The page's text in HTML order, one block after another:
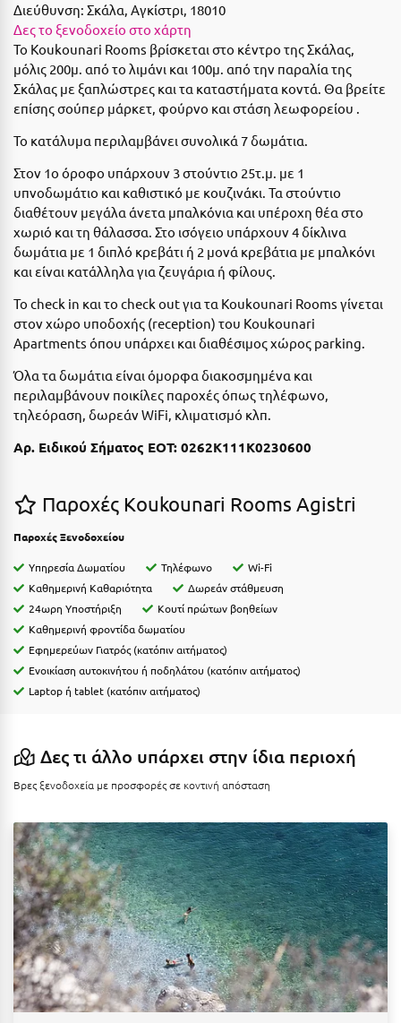
Γ
Γαλαξiδι
Γλυφάδα
Γρεβενά
Γύθειο
Δ
Δελφοί
Ε
Ελάτη Αρκαδίας
Ελληνικό Αρκαδίας
Ελούντα Κρήτης
Ερέτρια
Ζ
Ζαγοροχώρια
Ζάκυνθος
Ηλεία
Ηράκλειο
Θ
Θάσος
Θεσσαλονίκη
Ι
Ιεράπετρα
Δες όλα τα πακέτα διακοπών
Διεύθυνση: Σκάλα, Αγκίστρι, 18010
Δες το ξενοδοχείο στο χάρτη
Το Koukounari Rooms βρίσκεται στο κέντρο της Σκάλας,
μόλις 200μ. από το λιμάνι και 100μ. από την παραλία της
Σκάλας με ξαπλώστρες και τα καταστήματα κοντά. Θα βρείτε
επίσης σούπερ μάρκετ, φούρνο και στάση λεωφορείου .
Το κατάλυμα περιλαμβάνει συνολικά 7 δωμάτια.
Στον 1ο όροφο υπάρχουν 3 στούντιο 25τ.μ. με 1
υπνοδωμάτιο και καθιστικό με κουζινάκι. Τα στούντιο
διαθέτουν μεγάλα άνετα μπαλκόνια και υπέροχη θέα στο
χωριό και τη θάλασσα. Στο ισόγειο υπάρχουν 4 δίκλινα
δωμάτια με 1 διπλό κρεβάτι ή 2 μονά κρεβάτια με μπαλκόνι
και είναι κατάλληλα για ζευγάρια ή φίλους.
Το check in και το check outγια τα Koukounari Rooms γίνεται
στον χώρο υποδοχής (reception) του Koukounari
Apartments όπου υπάρχει και διαθέσιμος χώρος parking.
Όλα τα δωμάτια είναι όμορφα διακοσμημένα και
περιλαμβάνουν ποικίλες παροχές όπως τηλέφωνο,
τηλεόραση, δωρεάν WiFi, κλιματισμό κλπ.
Αρ. Ειδικού Σήματος ΕΟΤ: 0262K111K0230600
Παροχές Koukounari Rooms Agistri
Παροχές Ξενοδοχείου
Υπηρεσία Δωματίου Τηλέφωνο
Wi-Fi
Καθημερινή Καθαριότητα
Δωρεάν στάθμευση
24ωρη Υποστήριξη
Κουτί πρώτων βοηθείων
Καθημερινή φροντίδα δωματίου
Εφημερεύων Γιατρός (κατόπιν αιτήματος)
Ενοικίαση αυτοκινήτου ή ποδηλάτου (κατόπιν αιτήματος)
Laptop ή tablet (κατόπιν αιτήματος)
Δες τι άλλο υπάρχει στην ίδια περιοχή
Βρες ξενοδοχεία με προσφορές σε κοντινή απόσταση